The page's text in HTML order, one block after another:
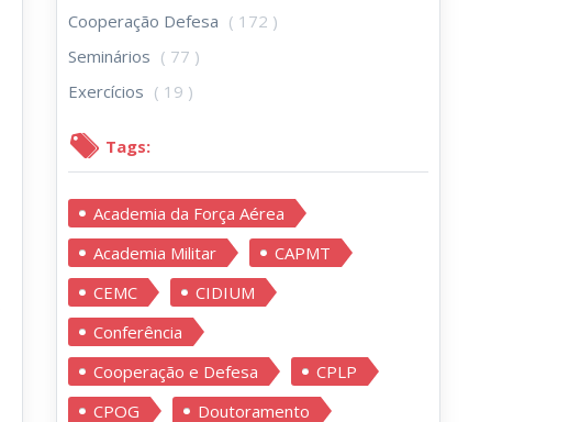
Cooperação Defesa ( 172 )
Seminários ( 77 )
Exercícios ( 19 )
Tags:
Academia da Força Aérea
Academia Militar
CAPMT
CEMC
CIDIUM
Conferência
Cooperação e Defesa
CPLP
CPOG
Doutoramento